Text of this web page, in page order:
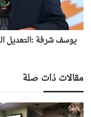
ح
ة
ي
ل
س
ف
ي
ف
ة
:
د
ي
ل
ا
مقالات ذات صلة